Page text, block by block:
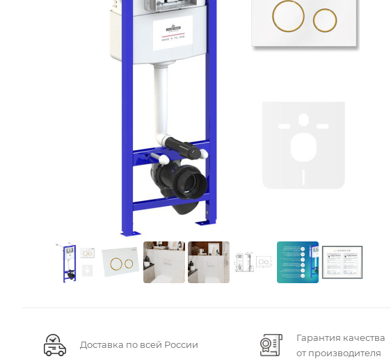
Доставка по всей России
Гарантия качества
от производителя